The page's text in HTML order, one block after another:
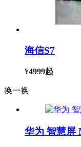
海信S7
¥4999起
换一换
华为 智慧屏